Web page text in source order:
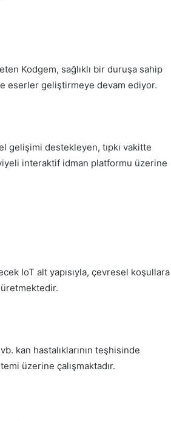
Kodgem, sağlıklı bir duruşa sahip
eserler geliştirmeye devam ediyor.
gelişimi destekleyen, tıpkı vakitte
interaktif idman platformu üzerine
IoT alt yapısıyla, çevresel koşullara
üretmektedir.
kan hastalıklarının teşhisinde
üzerine çalışmaktadır.